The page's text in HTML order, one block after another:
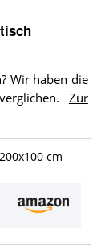
Wir haben die
Zur
cm